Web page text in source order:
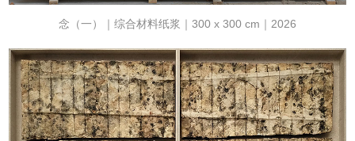
念（一）｜综合材料纸浆｜300 x 300 cm｜2026